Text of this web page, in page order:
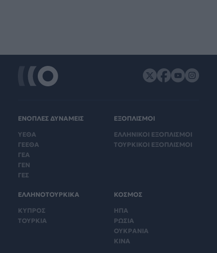
ΕΝΟΠΛΕΣ ΔΥΝΑΜΕΙΣ
ΥΕΘΑ
ΓΕΕΘΑ
ΓΕΑ
ΓΕΝ
ΓΕΣ
ΕΞΟΠΛΙΣΜΟΙ
ΕΛΛΗΝΙΚΟΙ ΕΞΟΠΛΙΣΜΟΙ
ΤΟΥΡΚΙΚΟΙ ΕΞΟΠΛΙΣΜΟΙ
ΕΛΛΗΝΟΤΟΥΡΚΙΚΑ
ΚΥΠΡΟΣ
ΤΟΥΡΚΙΑ
ΚΟΣΜΟΣ
ΗΠΑ
ΡΩΣΙΑ
ΟΥΚΡΑΝΙΑ
ΚΙΝΑ